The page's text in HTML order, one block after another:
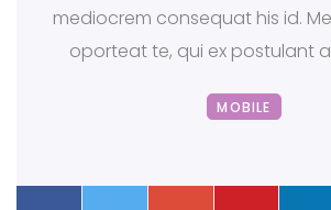
mediocrem consequat his id.
oporteat te, qui ex postulant
MOBILE